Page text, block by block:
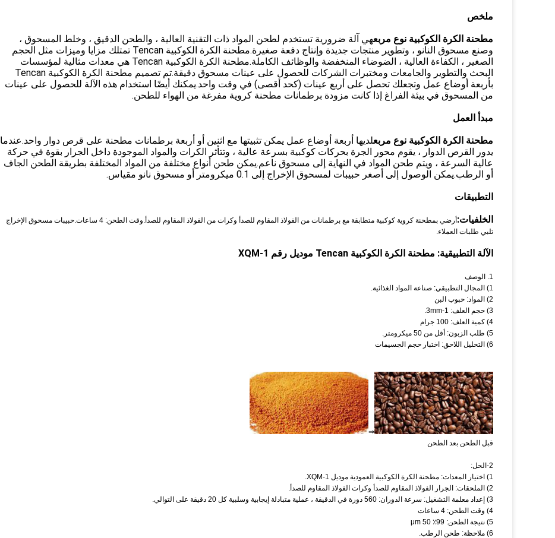
ملخص
مطحنة الكرة الكوكبية نوع مربعهي آلة ضرورية تستخدم لطحن المواد ذات التقنية العالية ، والطحن الدقيق ، وخلط المسحوق ،
وصنع مسحوق النانو ، وتطوير منتجات جديدة وإنتاج دفعة صغيرة.مطحنة الكرة الكوكبية Tencan تمتلك مزايا وميزات مثل الحجم
الصغير ، الكفاءة العالية ، الضوضاء المنخفضة والوظائف الكاملة.مطحنة الكرة الكوكبية Tencan هي معدات مثالية لمؤسسات
البحث والتطوير والجامعات ومختبرات الشركات للحصول على عينات مسحوق دقيقة.تم تصميم مطحنة الكرة الكوكبية Tencan
بأربعة أوضاع عمل وتجعلك تحصل على أربع عينات (كحد أقصى) في وقت واحد.يمكنك أيضًا استخدام هذه الآلة للحصول على عينات
من المسحوق في بيئة الفراغ إذا كانت مزودة برطمانات مطحنة كروية مفرغة من الهواء للطحن.
مبدأ العمل
مطحنة الكرة الكوكبية نوع مربعلديها أربعة أوضاع عمل يمكن تثبيتها مع اثنين أو أربعة برطمانات مطحنة على قرص دوار واحد.عندما
يدور القرص الدوار ، يقوم محور الجرة بحركات كوكبية بسرعة عالية ، وتتأثر الكرات والمواد الموجودة داخل الجرار بقوة في حركة
عالية السرعة ، ويتم طحن المواد في النهاية إلى مسحوق ناعم.يمكن طحن أنواع مختلفة من المواد المختلفة بطريقة الطحن الجاف
أو الرطب.يمكن الوصول إلى أصغر حبيبات لمسحوق الإخراج إلى 0.1 ميكرومتر أو مسحوق نانو مقياس.
التطبيقات
الخلفيات:
أرضي بمطحنة كروية كوكبية متطابقة مع برطمانات من الفولاذ المقاوم للصدأ وكرات من الفولاذ المقاوم للصدأ.وقت الطحن: 4 ساعات.حبيبات مسحوق الإخراج
تلبي طلبات العملاء.
الآلة التطبيقية: مطحنة الكرة الكوكبية Tencan موديل رقم XQM-1
1. الوصف
1) المجال التطبيقي: صناعة المواد الغذائية.
2) المواد: حبوب البن
3) حجم العلف: 1-3mm.
4) كمية العلف: 100 جرام
5) طلب الزبون: أقل من 50 ميكرومتر.
6) التحليل اللاحق: اختبار حجم الجسيمات
⇒
قبل الطحن بعد الطحن
2-الحل:
1) اختيار المعدات: مطحنة الكرة الكوكبية العمودية موديل XQM-1.
2) الملحقات: الجرار الفولاذ المقاوم للصدأ وكرات الفولاذ المقاوم للصدأ.
3) إعداد معلمة التشغيل: سرعة الدوران: 560 دورة في الدقيقة ، عملية متبادلة إيجابية وسلبية كل 20 دقيقة على التوالي.
4) وقت الطحن: 4 ساعات
5) نتيجة الطحن: 99٪ 50 μm
6) ملاحظة: طحن الرطب.